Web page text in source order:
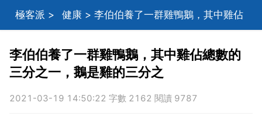
極客派 > 健康 > 李伯伯養了一群雞鴨鵝，其中雞佔
總數的三分之一，鵝是雞的三分之
李伯伯養了一群雞鴨鵝，其中雞佔總數的
三分之一，鵝是雞的三分之
2021-03-19 14:50:22 字數 2162 閱讀 9787